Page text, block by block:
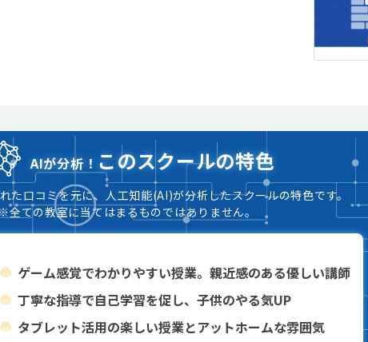
AIが分析！ このスクールの特色
た口コミを元に、人工知能(AI)が分析したスクールの特色です。
※全ての教室に当てはまるものではありません。
ゲーム感覚でわかりやすい授業。親近感のある優しい講師
丁寧な指導で自己学習を促し、子供のやる気UP
タブレット活用の楽しい授業とアットホームな雰囲気